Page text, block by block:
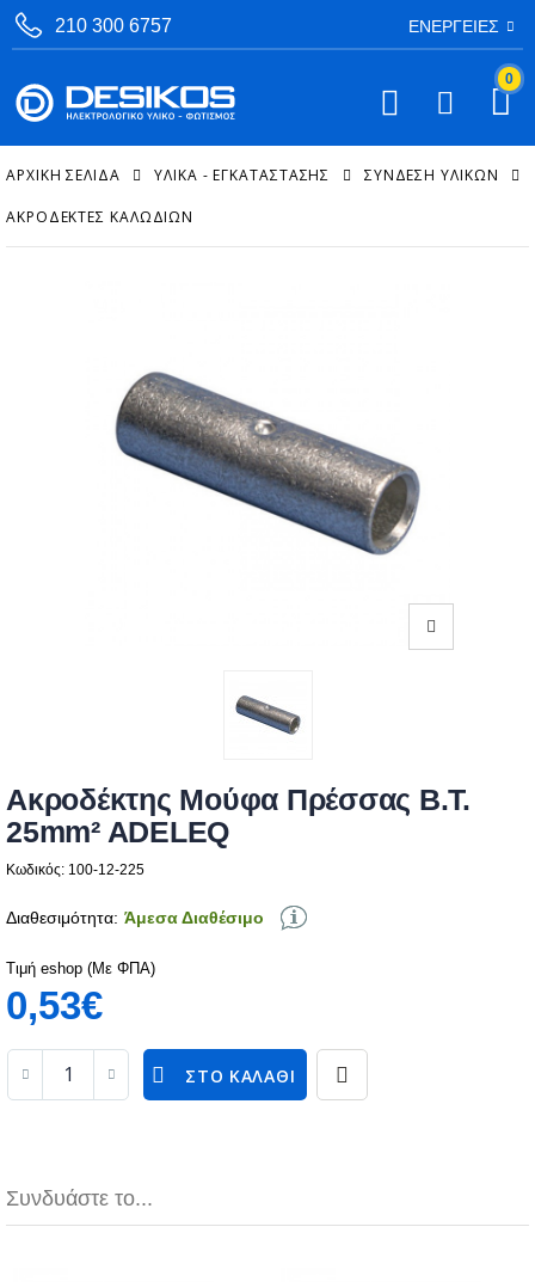
210 300 6757 ΕΝΈΡΓΕΙΕΣ
0
ΑΡΧΙΚΉ ΣΕΛΊΔΑ ΥΛΙΚΑ - ΕΓΚΑΤΑΣΤΑΣΗΣ ΣΎΝΔΕΣΗ ΥΛΙΚΏΝ
ΑΚΡΟΔΈΚΤΕΣ ΚΑΛΩΔΊΩΝ
Ακροδέκτης Μούφα Πρέσσας Β.Τ.
25mm² ADELEQ
Κωδικός: 100-12-225
Διαθεσιμότητα: Άμεσα Διαθέσιμο
Τιμή eshop (Με ΦΠΑ)
0,53€
ΣΤΟ ΚΑΛΆΘΙ
Συνδυάστε το...